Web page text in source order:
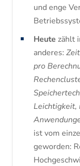
und enge
Heute zählt
anderes:
pro
Leichtigkeit,
ist vom
geworden: